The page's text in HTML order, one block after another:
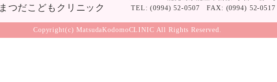
まつだこどもクリニック
TEL: (0994) 52-0507 FAX: (0994) 52-0517
Copyright(c) MatsudaKodomoCLINIC All Rights Reserved.